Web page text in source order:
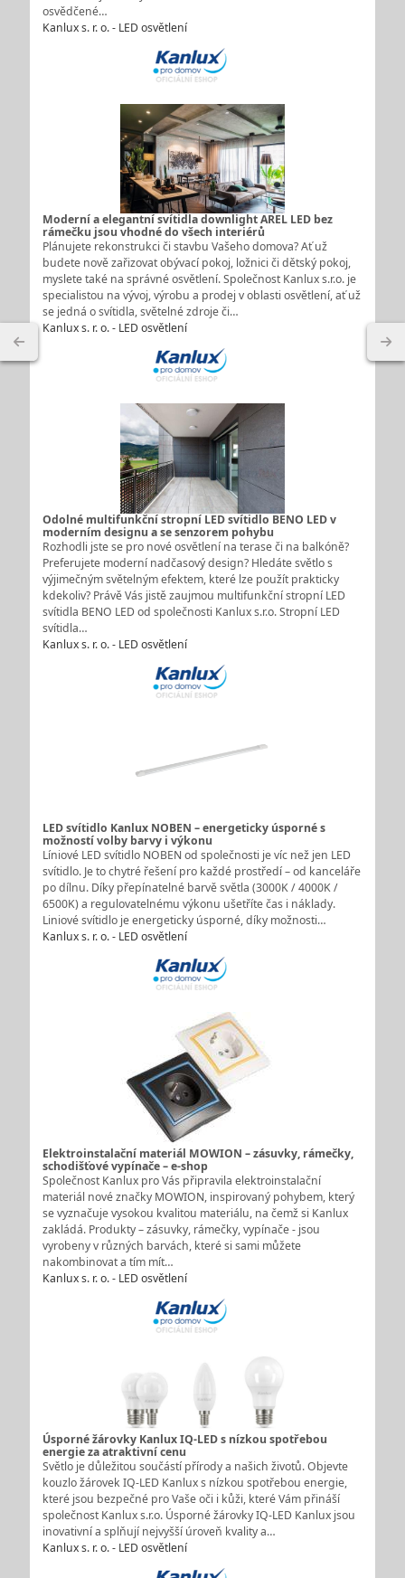
osvědčené…
Kanlux s. r. o. - LED osvětlení
Moderní a elegantní svítidla downlight AREL LED bez
rámečku jsou vhodné do všech interiérů
Plánujete rekonstrukci či stavbu Vašeho domova? Ať už
budete nově zařizovat obývací pokoj, ložnici či dětský pokoj,
myslete také na správné osvětlení. Společnost Kanlux s.r.o. je
specialistou na vývoj, výrobu a prodej v oblasti osvětlení, ať už
se jedná o svítidla, světelné zdroje či…
Kanlux s. r. o. - LED osvětlení
Odolné multifunkční stropní LED svítidlo BENO LED v
moderním designu a se senzorem pohybu
Rozhodli jste se pro nové osvětlení na terase či na balkóně?
Preferujete moderní nadčasový design? Hledáte světlo s
výjimečným světelným efektem, které lze použít prakticky
kdekoliv? Právě Vás jistě zaujmou multifunkční stropní LED
svítidla BENO LED od společnosti Kanlux s.r.o. Stropní LED
svítidla…
Kanlux s. r. o. - LED osvětlení
LED svítidlo Kanlux NOBEN – energeticky úsporné s
možností volby barvy i výkonu
Líniové LED svítidlo NOBEN od společnosti je víc než jen LED
svítidlo. Je to chytré řešení pro každé prostředí – od kanceláře
po dílnu. Díky přepínatelné barvě světla (3000K / 4000K /
6500K) a regulovatelnému výkonu ušetříte čas i náklady.
Liniové svítidlo je energeticky úsporné, díky možnosti…
Kanlux s. r. o. - LED osvětlení
Elektroinstalační materiál MOWION – zásuvky, rámečky,
schodišťové vypínače – e-shop
Společnost Kanlux pro Vás připravila elektroinstalační
materiál nové značky MOWION, inspirovaný pohybem, který
se vyznačuje vysokou kvalitou materiálu, na čemž si Kanlux
zakládá. Produkty – zásuvky, rámečky, vypínače - jsou
vyrobeny v různých barvách, které si sami můžete
nakombinovat a tím mít…
Kanlux s. r. o. - LED osvětlení
Úsporné žárovky Kanlux IQ-LED s nízkou spotřebou
energie za atraktivní cenu
Světlo je důležitou součástí přírody a našich životů. Objevte
kouzlo žárovek IQ-LED Kanlux s nízkou spotřebou energie,
které jsou bezpečné pro Vaše oči i kůži, které Vám přináší
společnost Kanlux s.r.o. Úsporné žárovky IQ-LED Kanlux jsou
inovativní a splňují nejvyšší úroveň kvality a…
Kanlux s. r. o. - LED osvětlení